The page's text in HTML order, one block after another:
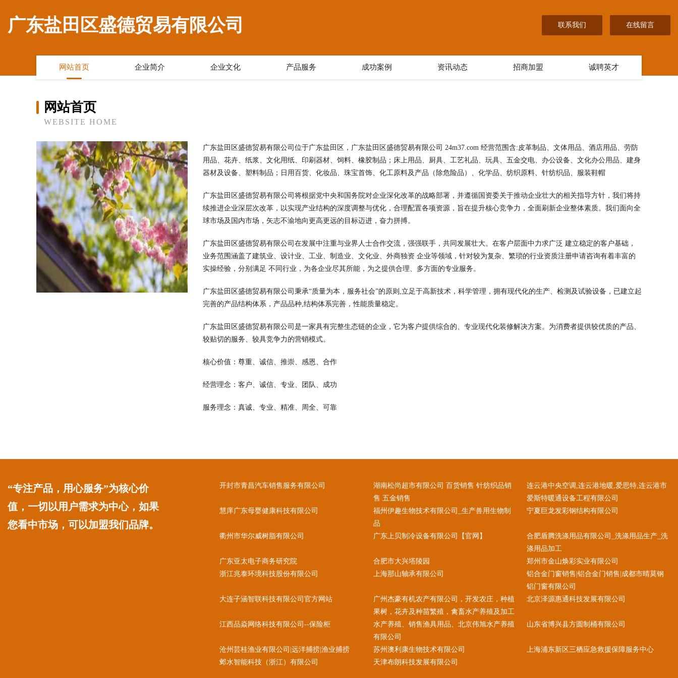
广东盐田区盛德贸易有限公司 联系我们 在线留言
网站首页 企业简介 企业文化 产品服务 成功案例 资讯动态 招商加盟 诚聘英才
网站首页
WEBSITE HOME
广东盐田区盛德贸易有限公司位于广东盐田区，广东盐田区盛德贸易有限公司 24m37.com 经营范围含:皮革制品、文体用品、酒店用品、劳防
用品、花卉、纸浆、文化用纸、印刷器材、饲料、橡胶制品；床上用品、厨具、工艺礼品、玩具、五金交电、办公设备、文化办公用品、建身
器材及设备、塑料制品；日用百货、化妆品、珠宝首饰、化工原料及产品（除危险品）、化学品、纺织原料、针纺织品、服装鞋帽
广东盐田区盛德贸易有限公司将根据党中央和国务院对企业深化改革的战略部署，并遵循国资委关于推动企业壮大的相关指导方针，我们将持
续推进企业深层次改革，以实现产业结构的深度调整与优化，合理配置各项资源，旨在提升核心竞争力，全面刷新企业整体素质。我们面向全
球市场及国内市场，矢志不渝地向更高更远的目标迈进，奋力拼搏。
广东盐田区盛德贸易有限公司在发展中注重与业界人士合作交流，强强联手，共同发展壮大。在客户层面中力求广泛 建立稳定的客户基础，
业务范围涵盖了建筑业、设计业、工业、制造业、文化业、外商独资 企业等领域，针对较为复杂、繁琐的行业资质注册申请咨询有着丰富的
实操经验，分别满足 不同行业，为各企业尽其所能，为之提供合理、多方面的专业服务。
广东盐田区盛德贸易有限公司秉承“质量为本，服务社会”的原则,立足于高新技术，科学管理，拥有现代化的生产、检测及试验设备，已建立起
完善的产品结构体系，产品品种,结构体系完善，性能质量稳定。
广东盐田区盛德贸易有限公司是一家具有完整生态链的企业，它为客户提供综合的、专业现代化装修解决方案。为消费者提供较优质的产品、
较贴切的服务、较具竞争力的营销模式。
核心价值：尊重、诚信、推崇、感恩、合作
经营理念：客户、诚信、专业、团队、成功
服务理念：真诚、专业、精准、周全、可靠
“专注产品，用心服务”为核心价
值，一切以用户需求为中心，如果
您看中市场，可以加盟我们品牌。
开封市青昌汽车销售服务有限公司
湖南松尚超市有限公司 百货销售 针纺织品销
售 五金销售
连云港中央空调,连云港地暖,爱思特,连云港市
爱斯特暖通设备工程有限公司
慧庠广东母婴健康科技有限公司
福州伊趣生物技术有限公司_生产兽用生物制
品
宁夏巨龙发彩钢结构有限公司
衢州市华尔威树脂有限公司 广东上贝制冷设备有限公司【官网】
合肥盾腾洗涤用品有限公司_洗涤用品生产_洗
涤用品加工
广东亚太电子商务研究院
合肥市大兴塔陵园
郑州市金山焕彩实业有限公司
浙江兆泰环境科技股份有限公司
上海那山轴承有限公司
铝合金门窗销售|铝合金门销售|成都市晴莫钢
铝门窗有限公司
大连子涵智联科技有限公司官方网站
广州杰豪有机农产有限公司，开发农庄，种植
果树，花卉及种苗繁殖，禽畜水产养殖及加工
北京泽源惠通科技发展有限公司
江西品焱网络科技有限公司--保险柜
水产养殖、销售渔具用品、北京伟旭水产养殖
有限公司
山东省博兴县方圆制桶有限公司
沧州芸桂渔业有限公司|远洋捕捞|渔业捕捞 苏州澳利康生物技术有限公司
上海浦东新区三栖应急救援保障服务中心
邺水智能科技（浙江）有限公司
天津布朗科技发展有限公司